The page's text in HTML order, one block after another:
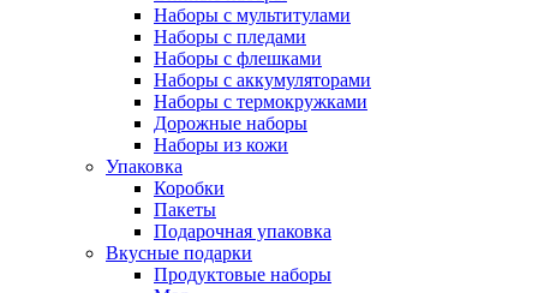
Наборы с мультитулами
Наборы с пледами
Наборы с флешками
Наборы с аккумуляторами
Наборы с термокружками
Дорожные наборы
Наборы из кожи
Упаковка
Коробки
Пакеты
Подарочная упаковка
Вкусные подарки
Продуктовые наборы